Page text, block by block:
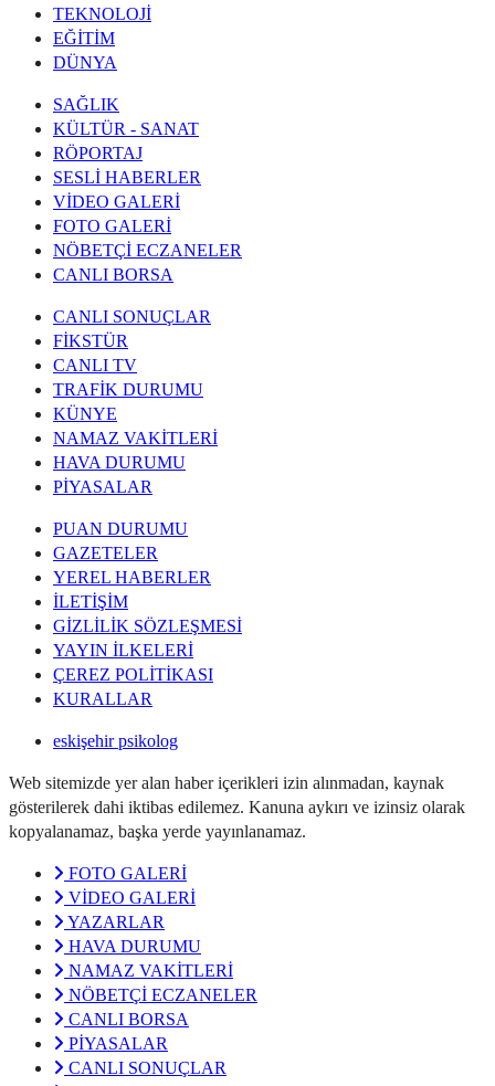
TEKNOLOJİ
EĞİTİM
DÜNYA
SAĞLIK
KÜLTÜR - SANAT
RÖPORTAJ
SESLİ HABERLER
VİDEO GALERİ
FOTO GALERİ
NÖBETÇİ ECZANELER
CANLI BORSA
CANLI SONUÇLAR
FİKSTÜR
CANLI TV
TRAFİK DURUMU
KÜNYE
NAMAZ VAKİTLERİ
HAVA DURUMU
PİYASALAR
PUAN DURUMU
GAZETELER
YEREL HABERLER
İLETİŞİM
GİZLİLİK SÖZLEŞMESİ
YAYIN İLKELERİ
ÇEREZ POLİTİKASI
KURALLAR
eskişehir psikolog
Web sitemizde yer alan haber içerikleri izin alınmadan, kaynak
gösterilerek dahi iktibas edilemez. Kanuna aykırı ve izinsiz olarak
kopyalanamaz, başka yerde yayınlanamaz.
FOTO GALERİ
VİDEO GALERİ
YAZARLAR
HAVA DURUMU
NAMAZ VAKİTLERİ
NÖBETÇİ ECZANELER
CANLI BORSA
PİYASALAR
CANLI SONUÇLAR